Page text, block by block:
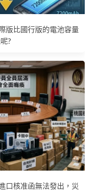
版比國行版的電池容量
?
口核准函無法發出，災